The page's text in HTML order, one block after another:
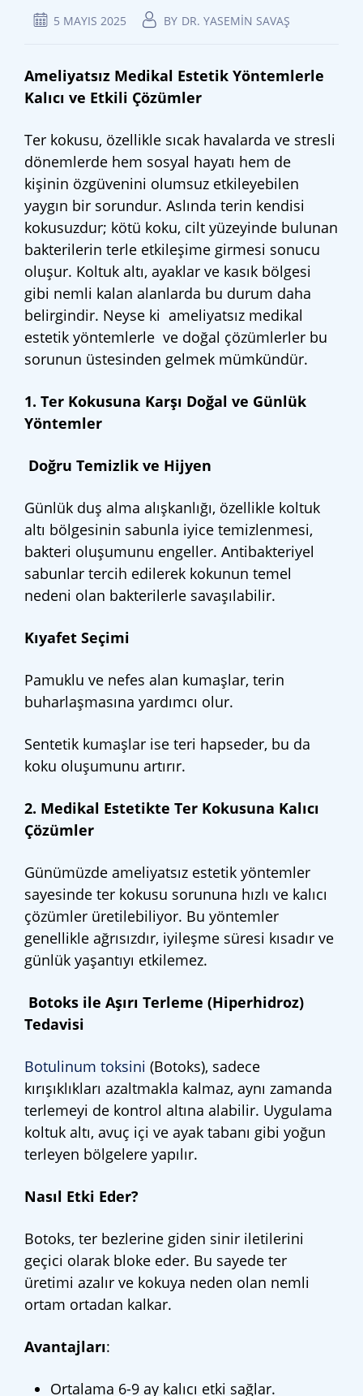
5 MAYIS 2025 BY DR. YASEMIN SAVAŞ
Ameliyatsız Medikal Estetik Yöntemlerle
Kalıcı ve Etkili Çözümler
Ter kokusu, özellikle sıcak havalarda ve stresli
dönemlerde hem sosyal hayatı hem de
kişinin özgüvenini olumsuz etkileyebilen
yaygın bir sorundur. Aslında terin kendisi
kokusuzdur; kötü koku, cilt yüzeyinde bulunan
bakterilerin terle etkileşime girmesi sonucu
oluşur. Koltuk altı, ayaklar ve kasık bölgesi
gibi nemli kalan alanlarda bu durum daha
belirgindir. Neyse ki ameliyatsız medikal
estetik yöntemlerle ve doğal çözümlerler bu
sorunun üstesinden gelmek mümkündür.
1. Ter Kokusuna Karşı Doğal ve Günlük
Yöntemler
Doğru Temizlik ve Hijyen
Günlük duş alma alışkanlığı, özellikle koltuk
altı bölgesinin sabunla iyice temizlenmesi,
bakteri oluşumunu engeller. Antibakteriyel
sabunlar tercih edilerek kokunun temel
nedeni olan bakterilerle savaşılabilir.
Kıyafet Seçimi
Pamuklu ve nefes alan kumaşlar, terin
buharlaşmasına yardımcı olur.
Sentetik kumaşlar ise teri hapseder, bu da
koku oluşumunu artırır.
2. Medikal Estetikte Ter Kokusuna Kalıcı
Çözümler
Günümüzde ameliyatsız estetik yöntemler
sayesinde ter kokusu sorununa hızlı ve kalıcı
çözümler üretilebiliyor. Bu yöntemler
genellikle ağrısızdır, iyileşme süresi kısadır ve
günlük yaşantıyı etkilemez.
Botoks ile Aşırı Terleme (Hiperhidroz)
Tedavisi
Botulinum toksini (Botoks), sadece
kırışıklıkları azaltmakla kalmaz, aynı zamanda
terlemeyi de kontrol altına alabilir. Uygulama
koltuk altı, avuç içi ve ayak tabanı gibi yoğun
terleyen bölgelere yapılır.
Nasıl Etki Eder?
Botoks, ter bezlerine giden sinir iletilerini
geçici olarak bloke eder. Bu sayede ter
üretimi azalır ve kokuya neden olan nemli
ortam ortadan kalkar.
Avantajları:
Ortalama 6-9 ay kalıcı etki sağlar.